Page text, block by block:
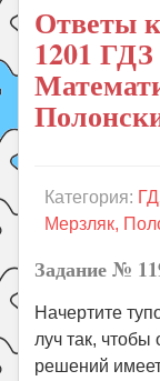
Книги
Рукоделие
Уроки
Праздники
Летом!
Поиск
Ответы
1201
Категория:
Мерзляк,
Задание №
Начертите
луч так,
решений